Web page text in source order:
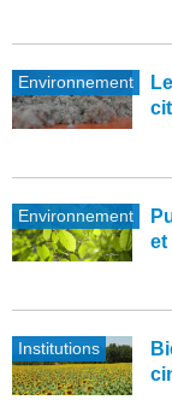
Environnement
Environnement
et
Institutions